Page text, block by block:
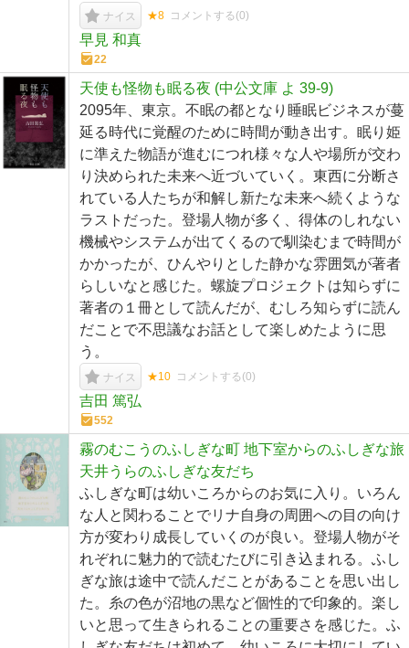
ナイス ★8 コメントする(0)
早見 和真
22
天使も怪物も眠る夜 (中公文庫 よ 39-9)
2095年、東京。不眠の都となり睡眠ビジネスが蔓
延る時代に覚醒のために時間が動き出す。眠り姫
に準えた物語が進むにつれ様々な人や場所が交わ
り決められた未来へ近づいていく。東西に分断さ
れている人たちが和解し新たな未来へ続くような
ラストだった。登場人物が多く、得体のしれない
機械やシステムが出てくるので馴染むまで時間が
かかったが、ひんやりとした静かな雰囲気が著者
らしいなと感じた。螺旋プロジェクトは知らずに
著者の１冊として読んだが、むしろ知らずに読ん
だことで不思議なお話として楽しめたように思
う。
ナイス ★10 コメントする(0)
吉田 篤弘
552
霧のむこうのふしぎな町 地下室からのふしぎな旅
天井うらのふしぎな友だち
ふしぎな町は幼いころからのお気に入り。いろん
な人と関わることでリナ自身の周囲への目の向け
方が変わり成長していくのが良い。登場人物がそ
れぞれに魅力的で読むたびに引き込まれる。ふし
ぎな旅は途中で読んだことがあることを思い出し
た。糸の色が沼地の黒など個性的で印象的。楽し
いと思って生きられることの重要さを感じた。ふ